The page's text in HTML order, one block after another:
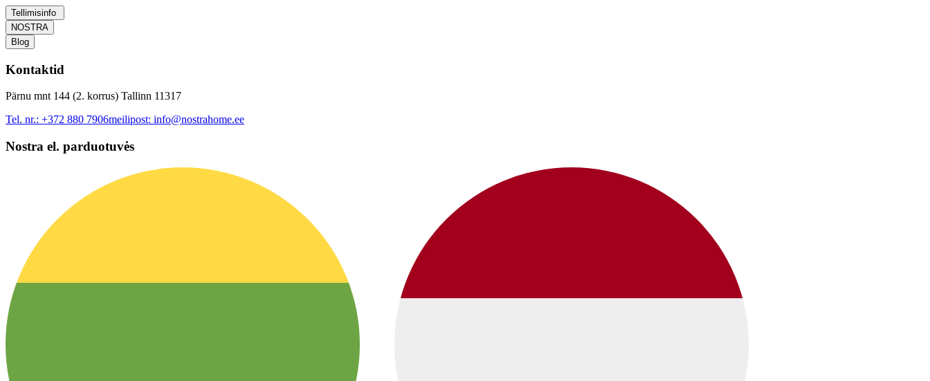
Tellimisinfo
NOSTRA
Blog
Kontaktid
Pärnu mnt 144 (2. korrus) Tallinn 11317
Tel. nr.: +372 880 7906meilipost: info@nostrahome.ee
Nostra el. parduotuvės